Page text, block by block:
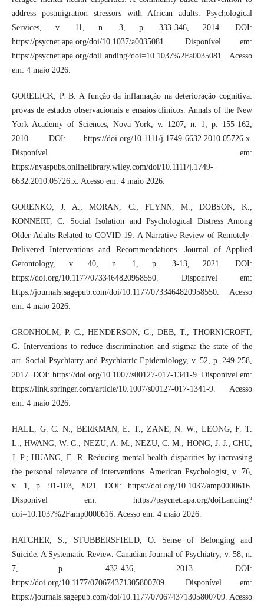
address postmigration stressors with African adults. Psychological
Services, v. 11, n. 3, p. 333-346, 2014. DOI:
https://psycnet.apa.org/doi/10.1037/a0035081. Disponível em:
https://psycnet.apa.org/doiLanding?doi=10.1037%2Fa0035081. Acesso
em: 4 maio 2026.
GORELICK, P. B. A função da inflamação na deterioração cognitiva:
provas de estudos observacionais e ensaios clínicos. Annals of the New
York Academy of Sciences, Nova York, v. 1207, n. 1, p. 155-162,
2010. DOI: https://doi.org/10.1111/j.1749-6632.2010.05726.x.
Disponível em:
https://nyaspubs.onlinelibrary.wiley.com/doi/10.1111/j.1749-
6632.2010.05726.x. Acesso em: 4 maio 2026.
GORENKO, J. A.; MORAN, C.; FLYNN, M.; DOBSON, K.;
KONNERT, C. Social Isolation and Psychological Distress Among
Older Adults Related to COVID-19: A Narrative Review of Remotely-
Delivered Interventions and Recommendations. Journal of Applied
Gerontology, v. 40, n. 1, p. 3-13, 2021. DOI:
https://doi.org/10.1177/0733464820958550. Disponível em:
https://journals.sagepub.com/doi/10.1177/0733464820958550. Acesso
em: 4 maio 2026.
GRONHOLM, P. C.; HENDERSON, C.; DEB, T.; THORNICROFT,
G. Interventions to reduce discrimination and stigma: the state of the
art. Social Psychiatry and Psychiatric Epidemiology, v. 52, p. 249-258,
2017. DOI: https://doi.org/10.1007/s00127-017-1341-9. Disponível em:
https://link.springer.com/article/10.1007/s00127-017-1341-9. Acesso
em: 4 maio 2026.
HALL, G. C. N.; BERKMAN, E. T.; ZANE, N. W.; LEONG, F. T.
L.; HWANG, W. C.; NEZU, A. M.; NEZU, C. M.; HONG, J. J.; CHU,
J. P.; HUANG, E. R. Reducing mental health disparities by increasing
the personal relevance of interventions. American Psychologist, v. 76,
v. 1, p. 91-103, 2021. DOI: https://doi.org/10.1037/amp0000616.
Disponível em: https://psycnet.apa.org/doiLanding?
doi=10.1037%2Famp0000616. Acesso em: 4 maio 2026.
HATCHER, S.; STUBBERSFIELD, O. Sense of Belonging and
Suicide: A Systematic Review. Canadian Journal of Psychiatry, v. 58, n.
7, p. 432-436, 2013. DOI:
https://doi.org/10.1177/070674371305800709. Disponível em:
https://journals.sagepub.com/doi/10.1177/070674371305800709. Acesso